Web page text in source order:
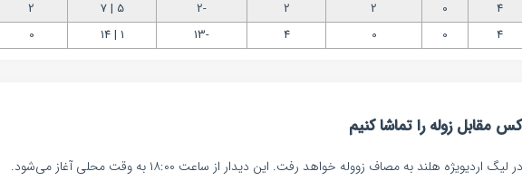
4
0
2
2
-2
5 | 7
2
4
0
0
4
-13
1 | 14
0
مقابل زوله را تماشا کنیم